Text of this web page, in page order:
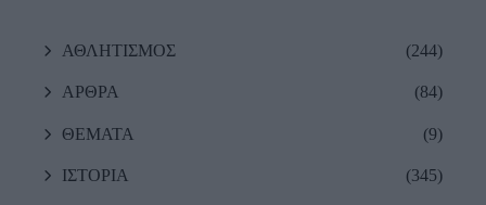
ΑΘΛΗΤΙΣΜΟΣ (244)
ΑΡΘΡΑ (84)
ΘΕΜΑΤΑ (9)
ΙΣΤΟΡΙΑ (345)